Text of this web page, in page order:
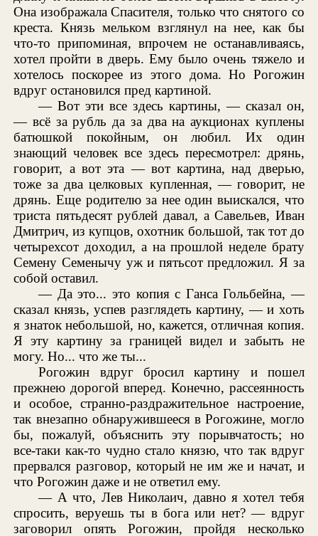
Она изображала Спасителя, только что снятого со
креста. Князь мельком взглянул на нее, как бы
что-то припоминая, впрочем не останавливаясь,
хотел пройти в дверь. Ему было очень тяжело и
хотелось поскорее из этого дома. Но Рогожин
вдруг остановился пред картиной.
— Вот эти все здесь картины, — сказал он,
— всё за рубль да за два на аукционах куплены
батюшкой покойным, он любил. Их один
знающий человек все здесь пересмотрел: дрянь,
говорит, а вот эта — вот картина, над дверью,
тоже за два целковых купленная, — говорит, не
дрянь. Еще родителю за нее один выискался, что
триста пятьдесят рублей давал, а Савельев, Иван
Дмитрич, из купцов, охотник большой, так тот до
четырехсот доходил, а на прошлой неделе брату
Семену Семенычу уж и пятьсот предложил. Я за
собой оставил.
— Да это... это копия с Ганса Гольбейна, —
сказал князь, успев разглядеть картину, — и хоть
я знаток небольшой, но, кажется, отличная копия.
Я эту картину за границей видел и забыть не
могу. Но... что же ты...
Рогожин вдруг бросил картину и пошел
прежнею дорогой вперед. Конечно, рассеянность
и особое, странно-раздражительное настроение,
так внезапно обнаружившееся в Рогожине, могло
бы, пожалуй, объяснить эту порывчатость; но
все-таки как-то чудно стало князю, что так вдруг
прервался разговор, который не им же и начат, и
что Рогожин даже и не ответил ему.
— А что, Лев Николаич, давно я хотел тебя
спросить, веруешь ты в бога или нет? — вдруг
заговорил опять Рогожин, пройдя несколько